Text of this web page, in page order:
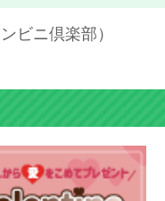
ビニ倶楽部）